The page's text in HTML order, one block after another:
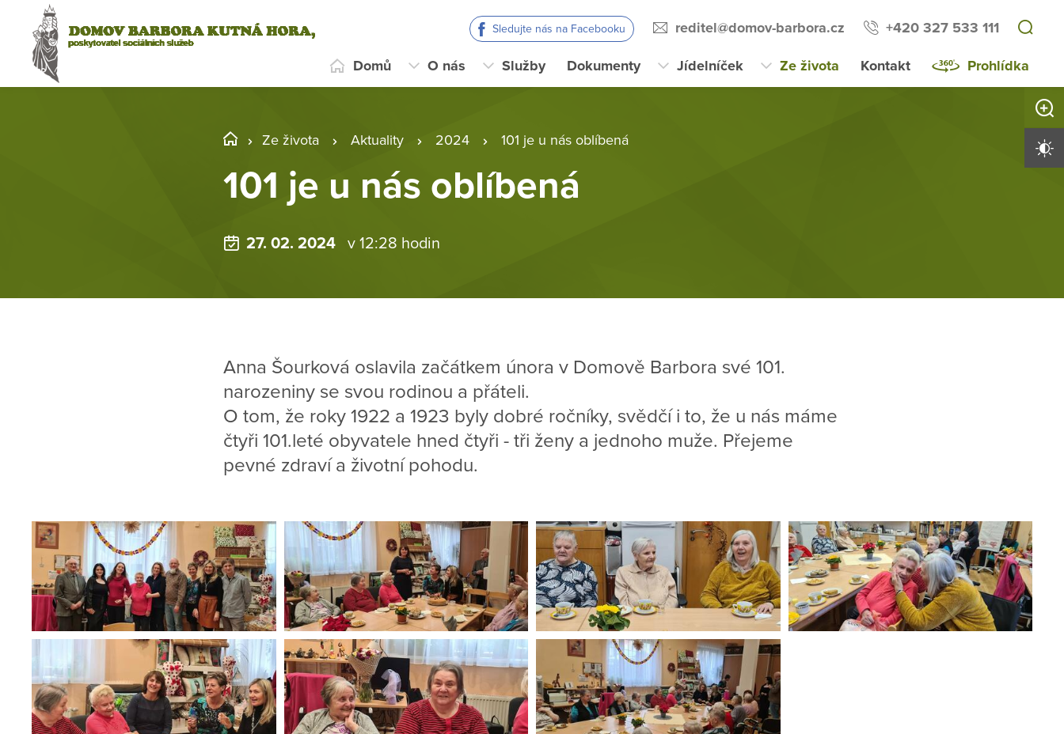
Sledujte nás na Facebooku reditel@domov-barbora.cz +420 327 533 111
Domů O nás Služby Dokumenty Jídelníček Ze života Kontakt Prohlídka
Ze života Aktuality 2024 101 je u nás oblíbená
101 je u nás oblíbená
27. 02. 2024 v 12:28 hodin
Anna Šourková oslavila začátkem února v Domově Barbora své 101.
narozeniny se svou rodinou a přáteli.
O tom, že roky 1922 a 1923 byly dobré ročníky, svědčí i to, že u nás máme
čtyři 101.leté obyvatele hned čtyři - tři ženy a jednoho muže. Přejeme
pevné zdraví a životní pohodu.